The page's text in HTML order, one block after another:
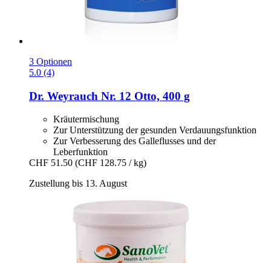
3 Optionen
5.0 (4)
Dr. Weyrauch Nr. 12 Otto, 400 g
Kräutermischung
Zur Unterstützung der gesunden Verdauungsfunktion
Zur Verbesserung des Galleflusses und der
Leberfunktion
CHF 51.50 (CHF 128.75 / kg)
Zustellung bis 13. August